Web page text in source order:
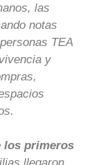
las
notas
TEA
y
los primeros